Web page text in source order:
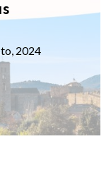
2024